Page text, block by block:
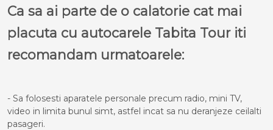
Ca sa ai parte de o calatorie cat mai
placuta cu autocarele Tabita Tour iti
recomandam urmatoarele:
- Sa folosesti aparatele personale precum radio, mini TV,
video in limita bunul simt, astfel incat sa nu deranjeze ceilalti
pasageri.